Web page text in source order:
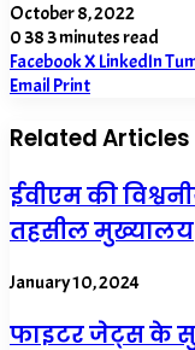
October 8, 2022
0383 minutes read
FacebookXLinkedIn
Email Print
Related Articles
ईवीएम की
तहसील मुख्यालय
January 10, 2024
फाइटर जेट्स के